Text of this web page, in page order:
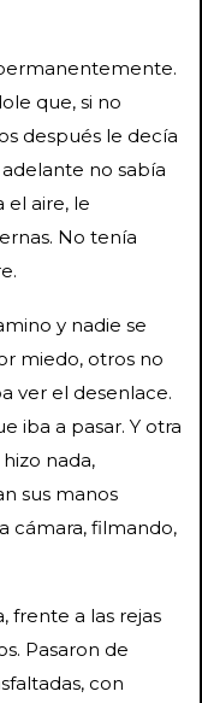
que, si no
después le decía
no sabía
el aire, le
No tenía
y nadie se
miedo, otros no
ver el desenlace.
iba a pasar. Y otra
nada,
sus manos
cámara, filmando,
frente a las rejas
Pasaron de
con